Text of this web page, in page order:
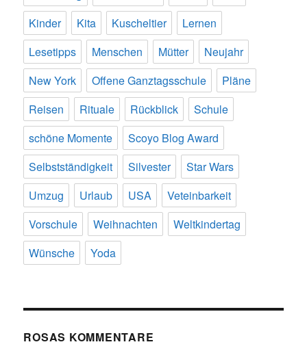
Kinder
Kita Kuscheltier
Lernen
Lesetipps
Menschen Mütter
Neujahr
New York
Offene Ganztagsschule
Pläne
Reisen
Rituale Rückblick
Schule
schöne Momente
Scoyo Blog Award
Selbstständigkeit
Silvester
Star Wars
Umzug
Urlaub USA
Veteinbarkeit
Vorschule
Weihnachten
Weltkindertag
Wünsche
Yoda
ROSAS KOMMENTARE